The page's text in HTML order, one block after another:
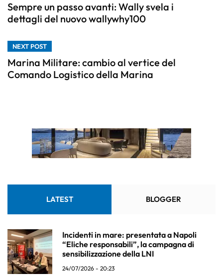
Sempre un passo avanti: Wally svela i
dettagli del nuovo wallywhy100
NEXT POST
Marina Militare: cambio al vertice del
Comando Logistico della Marina
LATEST BLOGGER
Incidenti in mare: presentata a Napoli
“Eliche responsabili”, la campagna di
sensibilizzazione della LNI
24/07/2026 - 20:23